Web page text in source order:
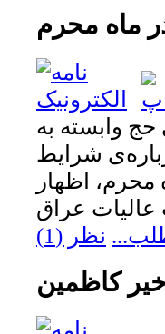
ماه محرم
وابسته به
شرایط
محرم، اظهار
نظر (1)
کاظمین